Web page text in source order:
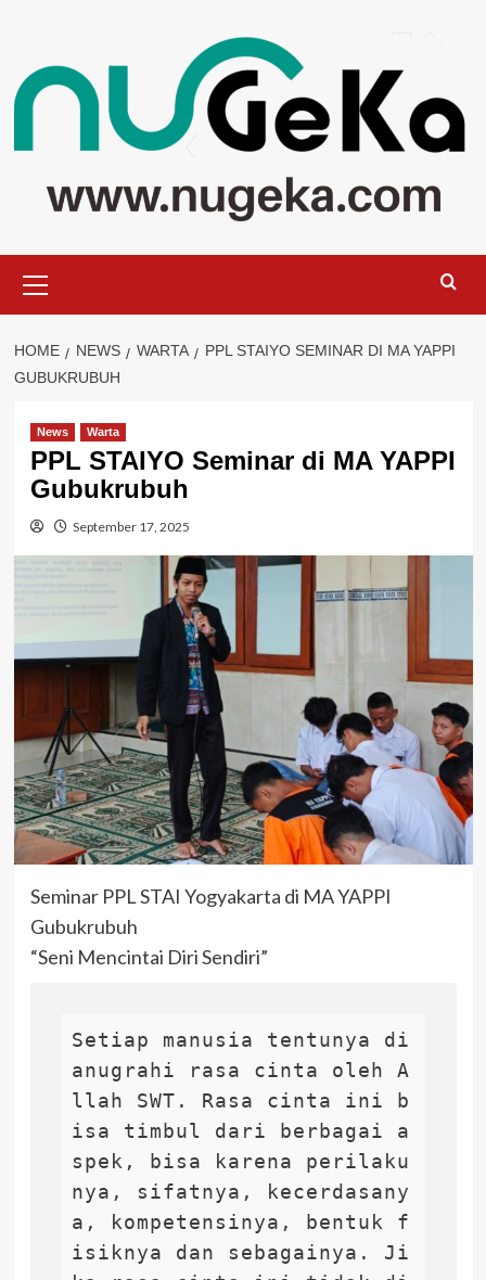
content
Menu
HOME NEWS WARTA
PPL STAIYO SEMINAR DI MA YAPPI
GUBUKRUBUH
News Warta
PPL STAIYO Seminar di MA YAPPI
Gubukrubuh
September 17, 2025
Seminar PPL STAI Yogyakarta di MA YAPPI
Gubukrubuh
“Seni Mencintai Diri Sendiri”
Setiap manusia tentunya di
anugrahi rasa cinta oleh A
llah SWT. Rasa cinta ini b
isa timbul dari berbagai a
spek, bisa karena perilaku
nya, sifatnya, kecerdasany
a, kompetensinya, bentuk f
isiknya dan sebagainya. Ji